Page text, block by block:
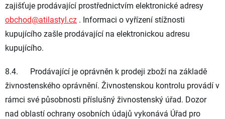
zajišťuje prodávající prostřednictvím elektronické adresy
obchod@atilastyl.cz . Informaci o vyřízení stížnosti
kupujícího zašle prodávající na elektronickou adresu
kupujícího.
8.4. Prodávající je oprávněn k prodeji zboží na základě
živnostenského oprávnění. Živnostenskou kontrolu provádí v
rámci své působnosti příslušný živnostenský úřad. Dozor
nad oblastí ochrany osobních údajů vykonává Úřad pro